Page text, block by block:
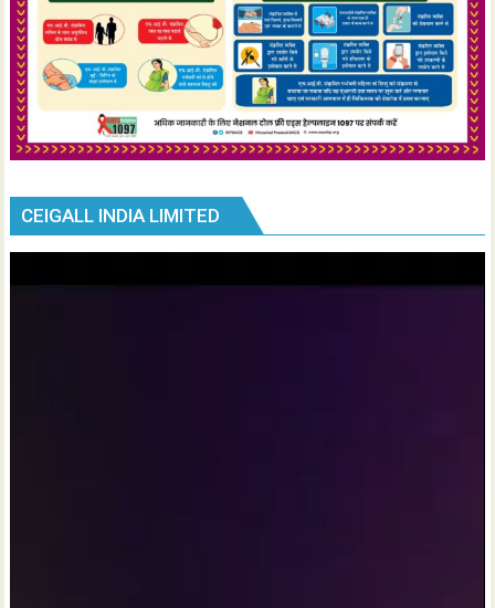
CEIGALL INDIA LIMITED